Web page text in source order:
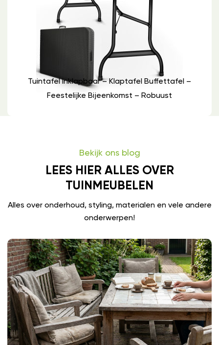
Tuintafel Inklapbaar – Klaptafel Buffettafel –
Feestelijke Bijeenkomst – Robuust
Bekijk ons blog
LEES HIER ALLES OVER
TUINMEUBELEN
Alles over onderhoud, styling, materialen en vele andere
onderwerpen!